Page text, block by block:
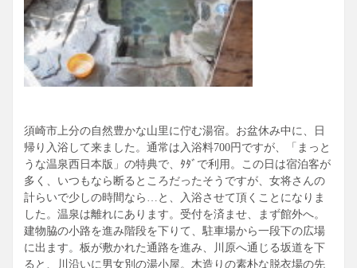
須崎市上分の自然豊かな山里に佇む湯宿。お盆休み中に、日
帰り入浴して来ました。通常は入浴料700円ですが、「まっと
うな温泉西日本版」の特典で、ﾀﾀﾞで利用。この日は宿泊客が
多く、いつもなら断るところだったそうですが、女将さんの
計らいで少しの時間なら…と、入浴させて頂くことになりま
した。温泉は離れにあります。受付を済ませ、まず館外へ。
建物脇の小路を進み階段を下りて、駐車場から一段下の広場
に出ます。板が敷かれた通路を進み、川原へ通じる坂道を下
ると、川沿いに男女別の湯小屋。木造りの素朴な脱衣場の先